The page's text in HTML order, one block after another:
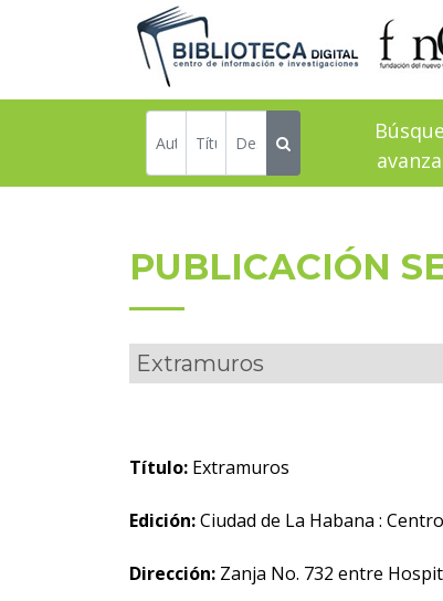
PUBLICACIÓN
Extramuros
Título: Extramuros
Edición:Ciudad de La Habana :
Dirección: Zanja No. 732 entre